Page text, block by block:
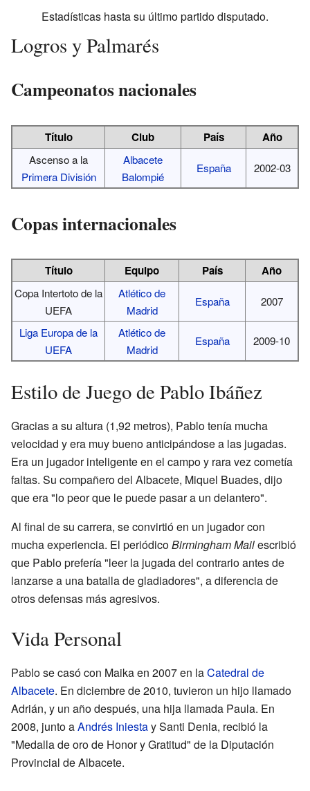
Estadísticas hasta su último partido disputado.
Logros y Palmarés
Campeonatos nacionales
Título Club País Año
Ascenso a la
Primera División
Albacete
Balompié
España 2002-03
Copas internacionales
Título Equipo País Año
Copa Intertoto de la
UEFA
Atlético de
Madrid
España 2007
Liga Europa de la
UEFA
Atlético de
Madrid
España 2009-10
Estilo de Juego de Pablo Ibáñez
Gracias a su altura (1,92 metros), Pablo tenía mucha
velocidad y era muy bueno anticipándose a las jugadas.
Era un jugador inteligente en el campo y rara vez cometía
faltas. Su compañero del Albacete, Miquel Buades, dijo
que era "lo peor que le puede pasar a un delantero".
Al final de su carrera, se convirtió en un jugador con
mucha experiencia. El periódicoBirmingham Mailescribió
que Pablo prefería "leer la jugada del contrario antes de
lanzarse a una batalla de gladiadores", a diferencia de
otros defensas más agresivos.
Vida Personal
Pablo se casó con Maika en 2007 en laCatedral de
Albacete. En diciembre de 2010, tuvieron un hijo llamado
Adrián, y un año después, una hija llamada Paula. En
2008, junto aAndrés Iniestay Santi Denia, recibió la
"Medalla de oro de Honor y Gratitud" de la Diputación
Provincial de Albacete.